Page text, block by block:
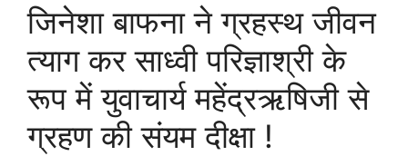
जिनेशा बाफना ने ग्रहस्थ जीवन
त्याग कर साध्वी परिज्ञाश्री के
रूप में युवाचार्य महेंद्रऋषिजी से
ग्रहण की संयम दीक्षा !